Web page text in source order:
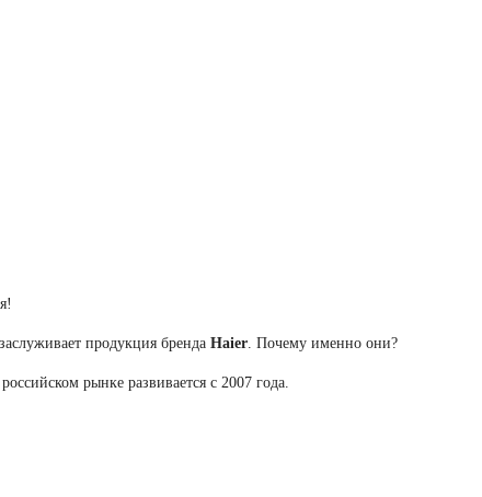
продукция бренда Haier. Почему именно они?
рынке развивается с 2007 года.